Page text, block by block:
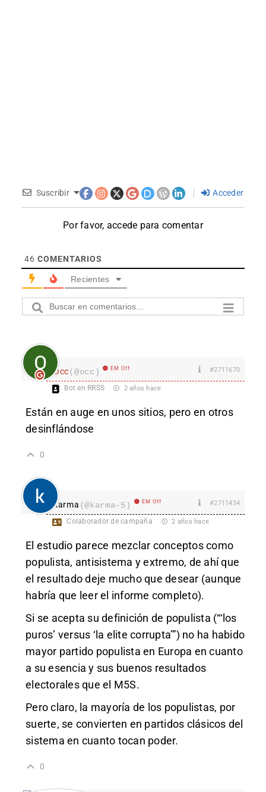
Suscribir Acceder
Por favor, accede para comentar
46 COMENTARIOS
Recientes
Occ(@occ) EM Off #2711670
Bot en RRSS 2 años hace
Están en auge en unos sitios, pero en otros
desinflándose
0
karma (@karma-5) EM Off #2711434
Colaborador de campaña 2 años hace
El estudio parece mezclar conceptos como
populista, antisistema y extremo, de ahí que
el resultado deje mucho que desear (aunque
habría que leer el informe completo).
Si se acepta su definición de populista (“‘los
puros’ versus ‘la elite corrupta’”) no ha habido
mayor partido populista en Europa en cuanto
a su esencia y sus buenos resultados
electorales que el M5S.
Pero claro, la mayoría de los populistas, por
suerte, se convierten en partidos clásicos del
sistema en cuanto tocan poder.
0